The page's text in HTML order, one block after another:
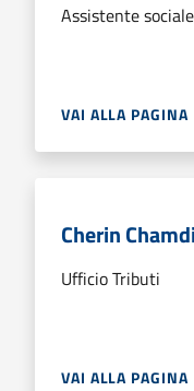
Assistente
VAI ALLA PAGINA
Cherin
Ufficio Tributi
VAI ALLA PAGINA